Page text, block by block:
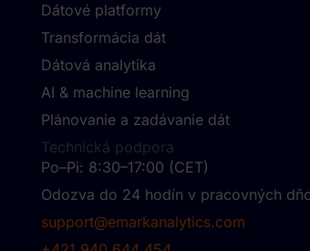
Dátové platformy
Transformácia dát
Dátová analytika
AI & machine learning
Plánovanie a zadávanie dát
Technická podpora
Po–Pi: 8:30–17:00 (CET)
Odozva do 24 hodín v pracovných
support@emarkanalytics.com